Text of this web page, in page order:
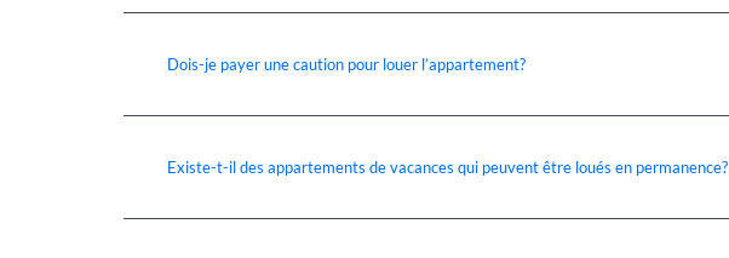
Dois-je payer une caution pour louer l’appartement?
Existe-t-il des appartements de vacances qui peuvent être loués en permanence?